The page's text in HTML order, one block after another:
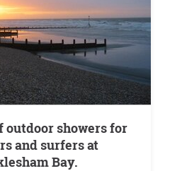
and surfers at
Bay.